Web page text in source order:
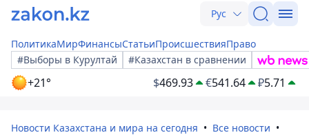
Рус
ПолитикаМирФинансыСтатьиПроисшествияПраво
#Выборы в Курултай
#Казахстан в сравнении
+21° $469.93 €541.64 ₽5.71
Новости Казахстана и мира на сегодня
Все новости